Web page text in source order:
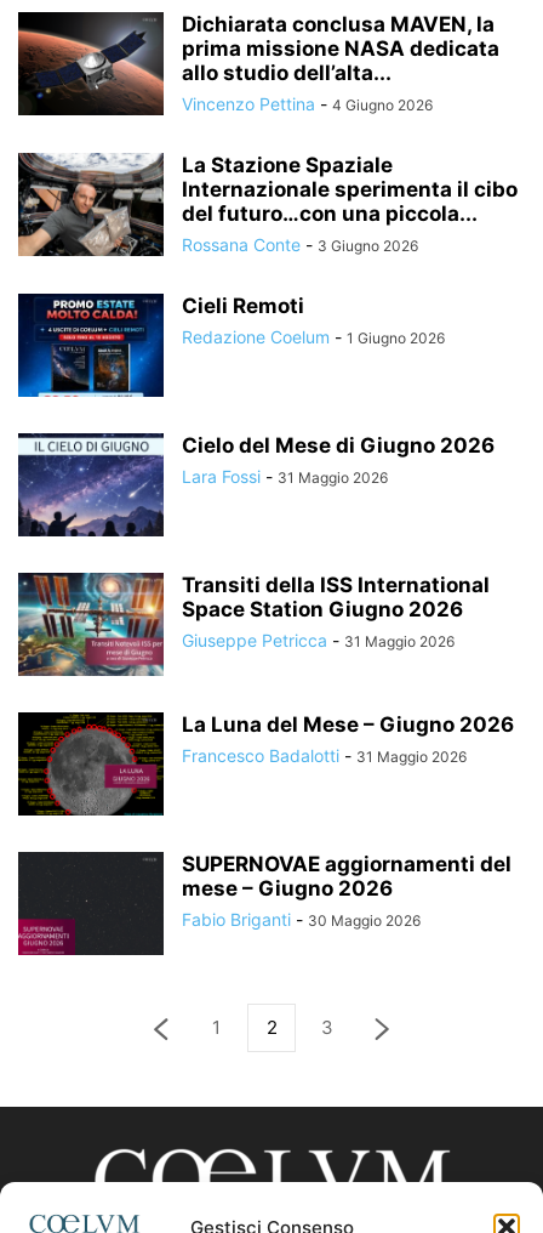
Gestisci Consenso
Dichiarata conclusa MAVEN, la
prima missione NASA dedicata
allo studio dell’alta...
Vincenzo Pettina - 4 Giugno 2026
La Stazione Spaziale
Internazionale sperimenta il cibo
del futuro…con una piccola...
Rossana Conte - 3 Giugno 2026
Cieli Remoti
Redazione Coelum - 1 Giugno 2026
Cielo del Mese di Giugno 2026
Lara Fossi - 31 Maggio 2026
Transiti della ISS International
Space Station Giugno 2026
Giuseppe Petricca - 31 Maggio 2026
La Luna del Mese – Giugno 2026
Francesco Badalotti - 31 Maggio 2026
SUPERNOVAE aggiornamenti del
mese – Giugno 2026
Fabio Briganti - 30 Maggio 2026
1 2 3